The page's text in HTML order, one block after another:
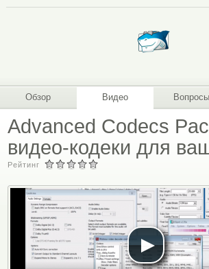
Обзор Видео Вопросы
Advanced Codecs
видео-кодеки для
Рейтинг